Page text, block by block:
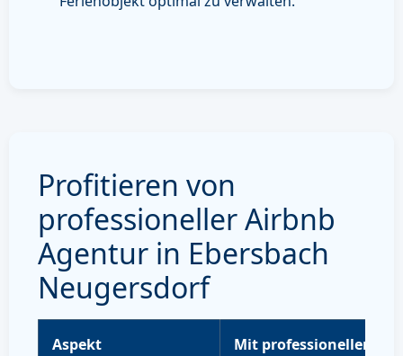
Profitieren von
professioneller Airbnb
Agentur in Ebersbach
Neugersdorf
Aspekt Mit professioneller